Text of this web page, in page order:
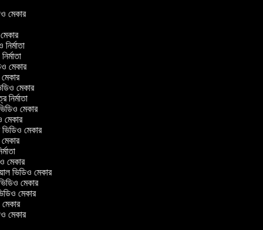
মেকার
নির্মাতা
মেকার
মেকার
মেকার
নির্মাতা
মেকার
মেকার
ভিডিও মেকার
মেকার
মেকার
ভিডিও মেকার
মেকার
মেকার
মেকার
মেকার